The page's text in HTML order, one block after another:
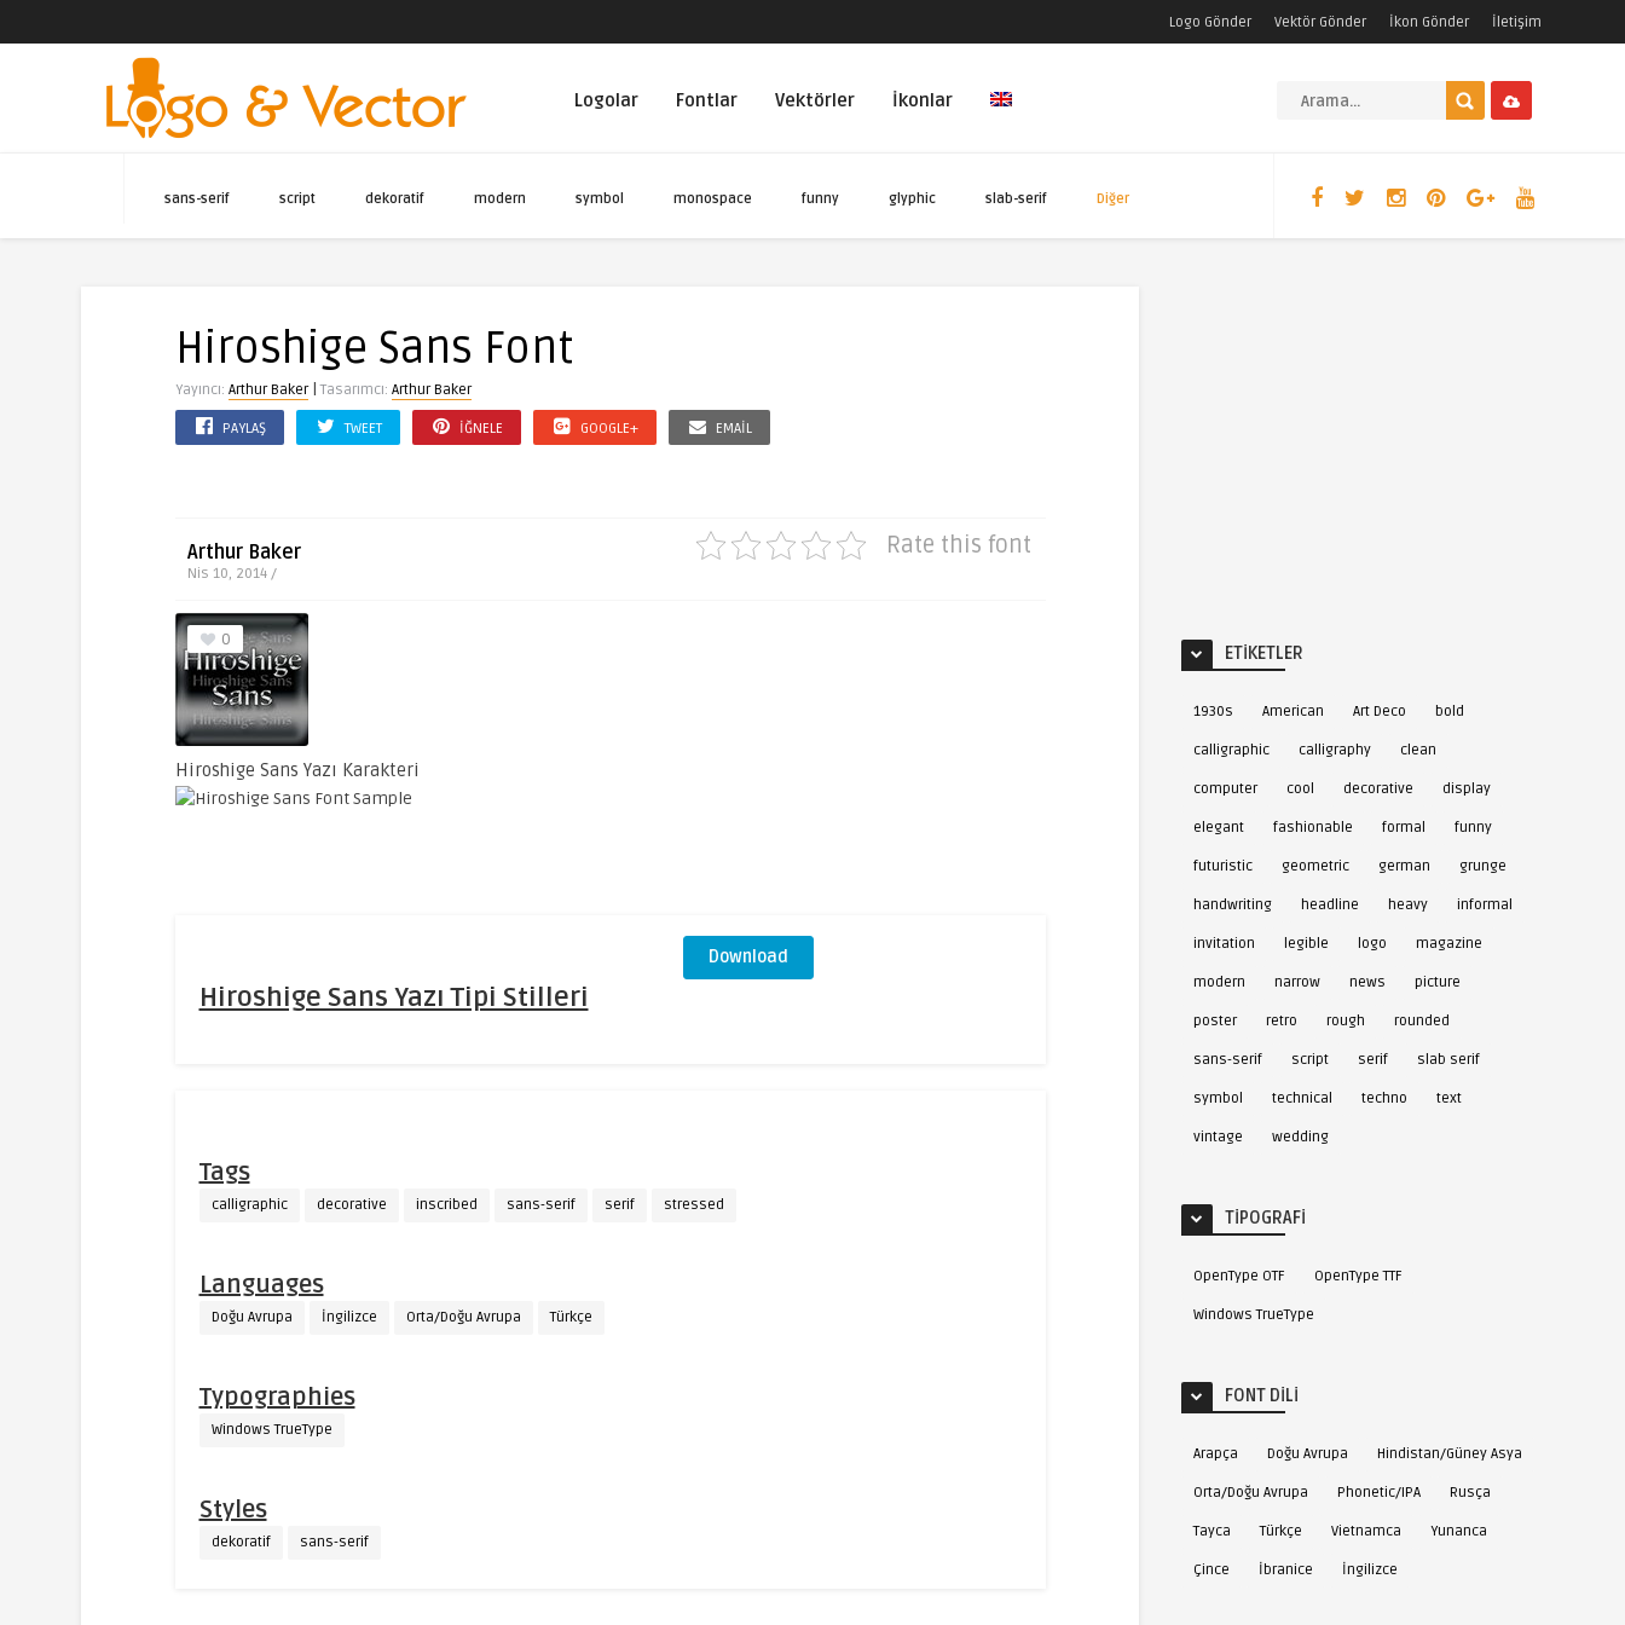
Logo Gönder Vektör Gönder İkon Gönder İletişim
Logolar Fontlar Vektörler İkonlar
sans-serif script dekoratif modern symbol monospace funny glyphic slab-serif Diğer
Hiroshige Sans Font
Yayıncı: Arthur Baker|Tasarımcı: Arthur Baker
PAYLAŞ TWEET İĞNELE GOOGLE+ EMAIL
Arthur Baker
Nis 10, 2014 /
Rate this font
Download
0
Hiroshige Sans Yazı Karakteri
Hiroshige Sans Yazı Tipi Stilleri
Tags
calligraphic decorative inscribed sans-serif serif stressed
Languages
Doğu Avrupa İngilizce Orta/Doğu Avrupa Türkçe
Typographies
Windows TrueType
Styles
dekoratif sans-serif
ETIKETLER
1930s American Art Deco bold
calligraphic calligraphy clean
computer cool decorative display
elegant fashionable formal funny
futuristic geometric german grunge
handwriting headline heavy informal
invitation legible logo magazine
modern narrow news picture
poster retro rough rounded
sans-serif script serif slab serif
symbol technical techno text
vintage wedding
TIPOGRAFI
OpenType OTF OpenType TTF
Windows TrueType
FONT DILI
Arapça Doğu Avrupa Hindistan/Güney Asya
Orta/Doğu Avrupa Phonetic/IPA Rusça
Tayca Türkçe Vietnamca Yunanca
Çince İbranice İngilizce